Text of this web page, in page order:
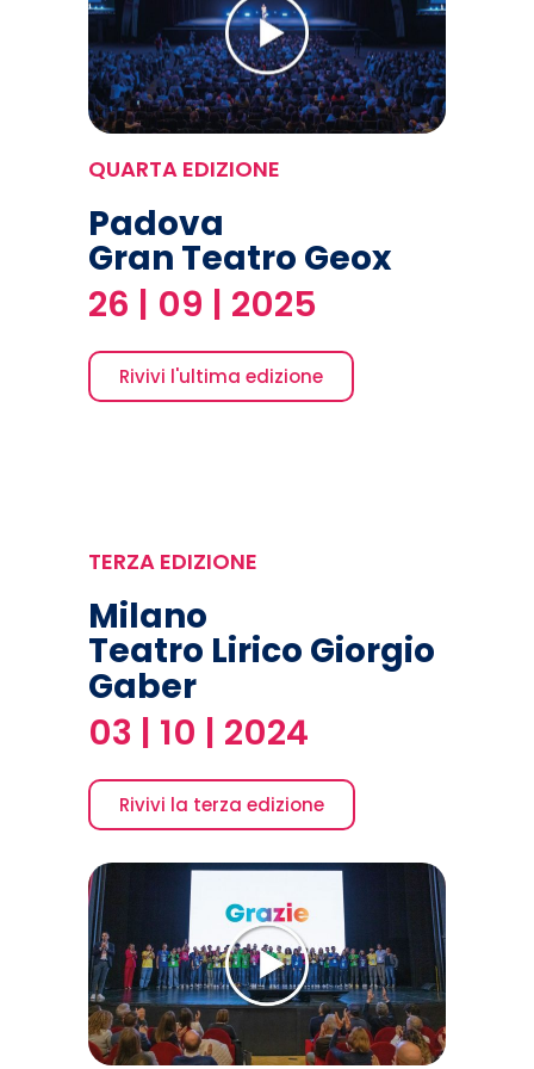
QUARTA EDIZIONE
Padova
Gran Teatro Geox
26 | 09 | 2025
Rivivi l'ultima edizione
TERZA EDIZIONE
Milano
Teatro Lirico Giorgio
Gaber
03 | 10 | 2024
Rivivi la terza edizione